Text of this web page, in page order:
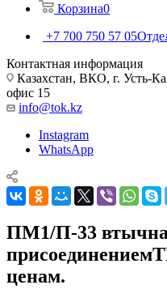
Корзина0
+7 700 750 57 05
Контактная информация
Казахстан, ВКО, г. Усть-
офис 15
info@tok.kz
Instagram
WhatsApp
ПМ1/П-33
ценам.